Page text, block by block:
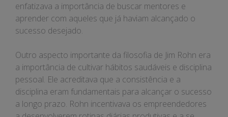
enfatizava a importância de buscar mentores e
aprender com aqueles que já haviam alcançado o
sucesso desejado.
Outro aspecto importante da filosofia de Jim Rohn era
a importância de cultivar hábitos saudáveis e disciplina
pessoal. Ele acreditava que a consistência e a
disciplina eram fundamentais para alcançar o sucesso
a longo prazo. Rohn incentivava os empreendedores